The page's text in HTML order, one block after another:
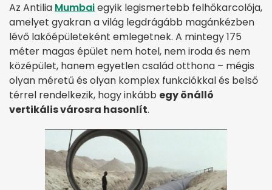
Az Antilia Mumbaiegyik legismertebb felhőkarcolója,
amelyet gyakran a világ legdrágább magánkézben
lévő lakóépületeként emlegetnek. A mintegy 175
méter magas épület nem hotel, nem iroda és nem
középület, hanem egyetlen család otthona – mégis
olyan méretű és olyan komplex funkciókkal és belső
térrel rendelkezik, hogy inkább egy önálló
vertikális városra hasonlít.